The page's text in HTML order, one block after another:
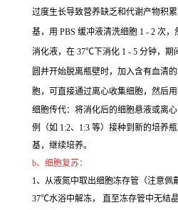
过度生长导致营养缺乏和代谢产物积
基，用 PBS 缓冲液清洗细胞 1 - 2 次
消化液，在 37℃下消化 1 - 5 分钟，期
圆并开始脱离瓶壁时，加入含有血清
胞，可直接通过离心收集细胞，然后
细胞传代：将消化后的细胞悬液或离
例（如 1:2、1:3 等）接种到新的培养
基，继续培养。
b、细胞复苏：
1、从液氮中取出细胞冻存管（注意佩
37℃水浴中解冻， 直至冻存管中无结